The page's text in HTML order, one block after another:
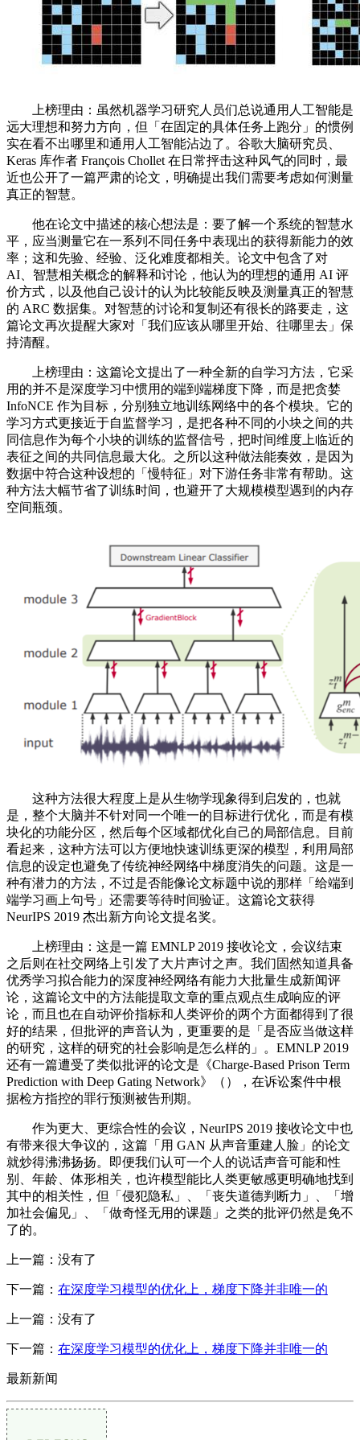
上榜理由：虽然机器学习研究人员们总说通用人工智能是
远大理想和努力方向，但「在固定的具体任务上跑分」的惯例
实在看不出哪里和通用人工智能沾边了。谷歌大脑研究员、
Keras 库作者 François Chollet 在日常抨击这种风气的同时，最
近也公开了一篇严肃的论文，明确提出我们需要考虑如何测量
真正的智慧。
他在论文中描述的核心想法是：要了解一个系统的智慧水
平，应当测量它在一系列不同任务中表现出的获得新能力的效
率；这和先验、经验、泛化难度都相关。论文中包含了对
AI、智慧相关概念的解释和讨论，他认为的理想的通用 AI 评
价方式，以及他自己设计的认为比较能反映及测量真正的智慧
的 ARC 数据集。对智慧的讨论和复制还有很长的路要走，这
篇论文再次提醒大家对「我们应该从哪里开始、往哪里去」保
持清醒。
上榜理由：这篇论文提出了一种全新的自学习方法，它采
用的并不是深度学习中惯用的端到端梯度下降，而是把贪婪
InfoNCE 作为目标，分别独立地训练网络中的各个模块。它的
学习方式更接近于自监督学习，是把各种不同的小块之间的共
同信息作为每个小块的训练的监督信号，把时间维度上临近的
表征之间的共同信息最大化。之所以这种做法能奏效，是因为
数据中符合这种设想的「慢特征」对下游任务非常有帮助。这
种方法大幅节省了训练时间，也避开了大规模模型遇到的内存
空间瓶颈。
这种方法很大程度上是从生物学现象得到启发的，也就
是，整个大脑并不针对同一个唯一的目标进行优化，而是有模
块化的功能分区，然后每个区域都优化自己的局部信息。目前
看起来，这种方法可以方便地快速训练更深的模型，利用局部
信息的设定也避免了传统神经网络中梯度消失的问题。这是一
种有潜力的方法，不过是否能像论文标题中说的那样「给端到
端学习画上句号」还需要等待时间验证。这篇论文获得
NeurIPS 2019 杰出新方向论文提名奖。
上榜理由：这是一篇 EMNLP 2019 接收论文，会议结束
之后则在社交网络上引发了大片声讨之声。我们固然知道具备
优秀学习拟合能力的深度神经网络有能力大批量生成新闻评
论，这篇论文中的方法能提取文章的重点观点生成响应的评
论，而且也在自动评价指标和人类评价的两个方面都得到了很
好的结果，但批评的声音认为，更重要的是「是否应当做这样
的研究，这样的研究的社会影响是怎么样的」。EMNLP 2019
还有一篇遭受了类似批评的论文是《Charge-Based Prison Term
Prediction with Deep Gating Network》（），在诉讼案件中根
据检方指控的罪行预测被告刑期。
作为更大、更综合性的会议，NeurIPS 2019 接收论文中也
有带来很大争议的，这篇「用 GAN 从声音重建人脸」的论文
就炒得沸沸扬扬。即便我们认可一个人的说话声音可能和性
别、年龄、体形相关，也许模型能比人类更敏感更明确地找到
其中的相关性，但「侵犯隐私」、「丧失道德判断力」、「增
加社会偏见」、「做奇怪无用的课题」之类的批评仍然是免不
了的。
上一篇：没有了
下一篇： 在深度学习模型的优化上，梯度下降并非唯一的
上一篇：没有了
下一篇： 在深度学习模型的优化上，梯度下降并非唯一的
最新新闻